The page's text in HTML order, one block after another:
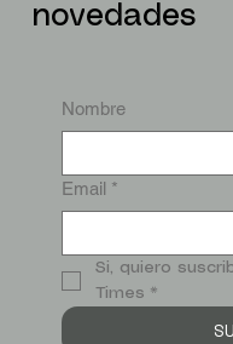
novedades
Nombre
Email *
Si, quiero
Times *